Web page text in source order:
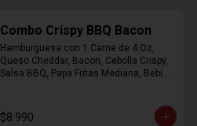
Combo Crispy BBQ Bacon
Hamburguesa con 1 Carne de 4 Oz,
Queso Cheddar, Bacon, Cebolla Crispy,
Salsa BBQ, Papa Fritas Mediana, Bebida
$8.990